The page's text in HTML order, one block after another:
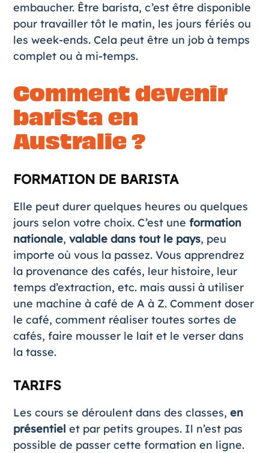
embaucher. Être barista, c’est être disponible
pour travailler tôt le matin, les jours fériés ou
les week-ends. Cela peut être un job à temps
complet ou à mi-temps.
Comment devenir
barista en
Australie ?
FORMATION DE BARISTA
Elle peut durer quelques heures ou quelques
jours selon votre choix. C’est une formation
nationale, valable dans tout le pays, peu
importe où vous la passez. Vous apprendrez
la provenance des cafés, leur histoire, leur
temps d’extraction, etc. mais aussi à utiliser
une machine à café de A à Z. Comment doser
le café, comment réaliser toutes sortes de
cafés, faire mousser le lait et le verser dans
la tasse.
TARIFS
Les cours se déroulent dans des classes, en
présentiel et par petits groupes. Il n’est pas
possible de passer cette formation en ligne.